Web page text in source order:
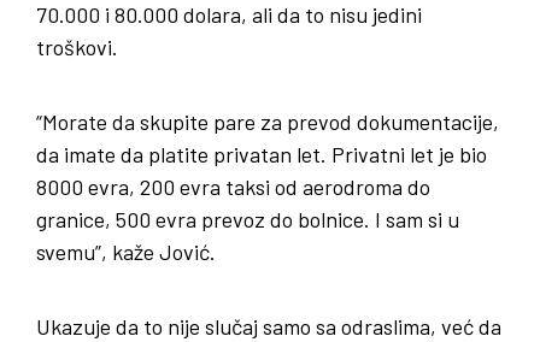
70.000 i 80.000 dolara, ali da to nisu jedini
troškovi.
“Morate da skupite pare za prevod dokumentacije,
da imate da platite privatan let. Privatni let je bio
8000 evra, 200 evra taksi od aerodroma do
granice, 500 evra prevoz do bolnice. I sam si u
svemu”, kaže Jović.
Ukazuje da to nije slučaj samo sa odraslima, već da